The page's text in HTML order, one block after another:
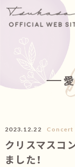
2023.12.22 Concert
クリスマスコ
ました！